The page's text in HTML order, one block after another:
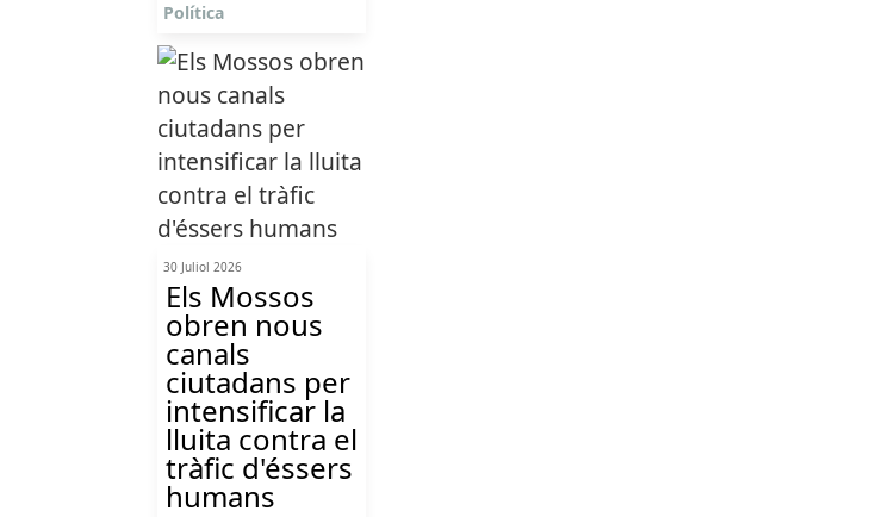
Política
30 Juliol 2026
Els Mossos
obren nous
canals
ciutadans per
intensificar la
lluita contra el
tràfic d'éssers
humans